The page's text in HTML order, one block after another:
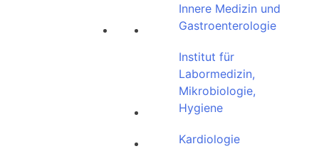
Innere Medizin und
Gastroenterologie
Institut für
Labormedizin,
Mikrobiologie,
Hygiene
Kardiologie